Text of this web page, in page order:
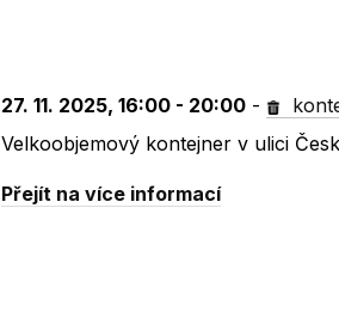
27. 11. 2025, 16:00 - 20:00 -
Velkoobjemový kontejner v ulici
Přejít na více informací